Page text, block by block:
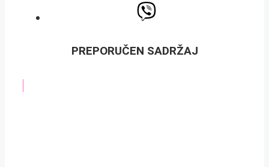
PREPORUČEN SADRŽAJ